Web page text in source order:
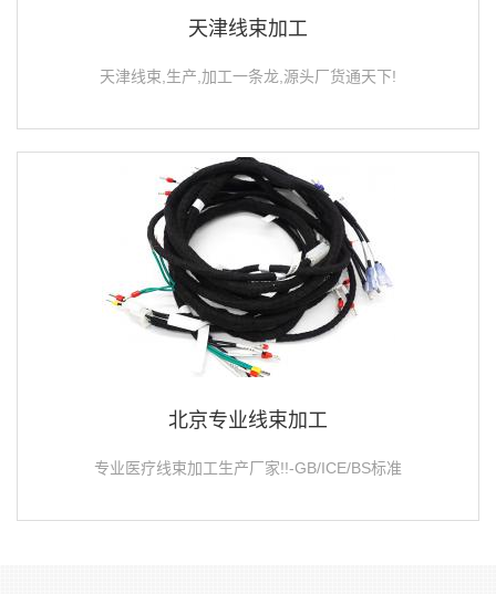
天津线束加工
天津线束,生产,加工一条龙,源头厂货通天下!
北京专业线束加工
专业医疗线束加工生产厂家!!-GB/ICE/BS标准